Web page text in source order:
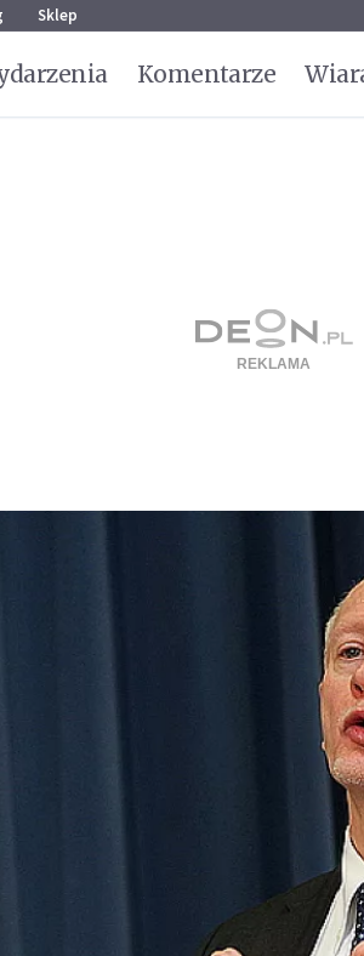
Sklep
Komentarze